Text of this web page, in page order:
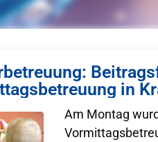
in
Am Montag